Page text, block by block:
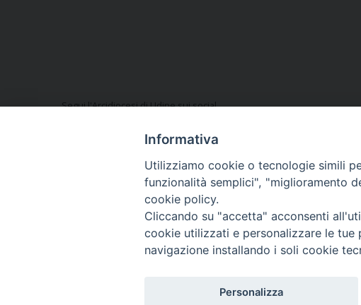
Segui l'Arcidiocesi di Udine sui social
Vuoi condividere questo articolo?
Piazza Patriarcato, 1 - 33100
Informativa
Utilizziamo cookie o tecnologie simili
funzionalità semplici", "miglioramento
cookie policy.
Cliccando su "accetta" acconsenti
cookie utilizzati e personalizzare le
navigazione installando i soli cookie
Personalizza